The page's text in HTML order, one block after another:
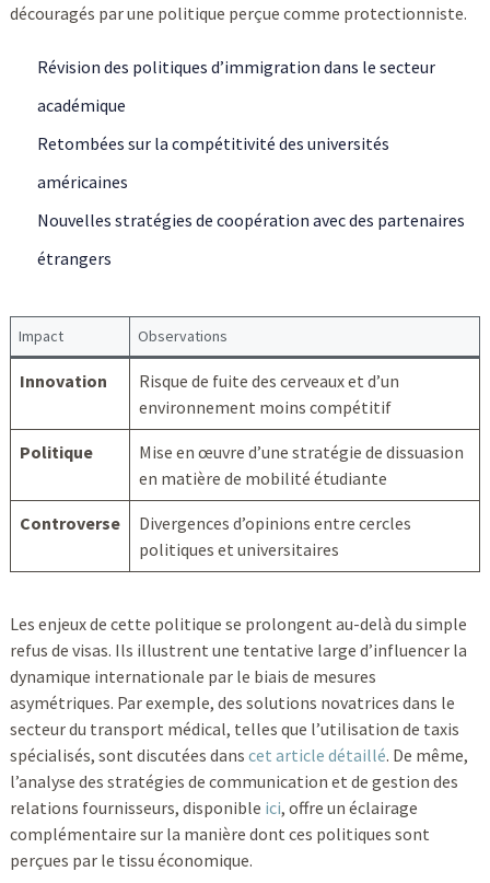
découragés par une politique perçue comme protectionniste.
Révision des politiques d’immigration dans le secteur
académique
Retombées sur la compétitivité des universités
américaines
Nouvelles stratégies de coopération avec des partenaires
étrangers
Impact Observations
Innovation
Risque de fuite des cerveaux et d’un
environnement moins compétitif
Politique
Mise en œuvre d’une stratégie de dissuasion
en matière de mobilité étudiante
Controverse
Divergences d’opinions entre cercles
politiques et universitaires
Les enjeux de cette politique se prolongent au-delà du simple
refus de visas. Ils illustrent une tentative large d’influencer la
dynamique internationale par le biais de mesures
asymétriques. Par exemple, des solutions novatrices dans le
secteur du transport médical, telles que l’utilisation de taxis
spécialisés, sont discutées dans cet article détaillé. De même,
l’analyse des stratégies de communication et de gestion des
relations fournisseurs, disponible ici, offre un éclairage
complémentaire sur la manière dont ces politiques sont
perçues par le tissu économique.